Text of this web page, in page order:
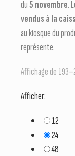
du5 novembre.
vendus à la
au kiosque du
représente.
Affichage de
Afficher:
12
24
48